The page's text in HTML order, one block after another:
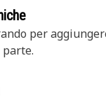
per